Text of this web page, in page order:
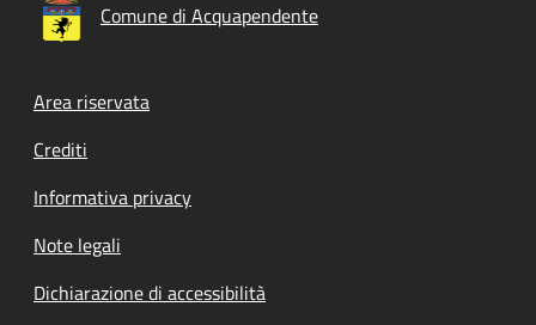
Comune di Acquapendente
Footer menu
Area riservata
Crediti
Informativa privacy
Note legali
Dichiarazione di accessibilità